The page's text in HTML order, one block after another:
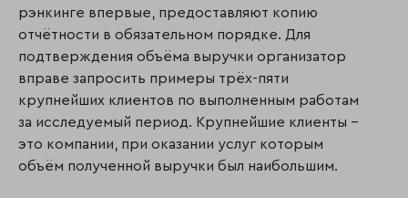
рэнкинге впервые, предоставляют копию
отчётности в обязательном порядке. Для
подтверждения объёма выручки организатор
вправе запросить примеры трёх-пяти
крупнейших клиентов по выполненным работам
за исследуемый период. Крупнейшие клиенты –
это компании, при оказании услуг которым
объём полученной выручки был наибольшим.